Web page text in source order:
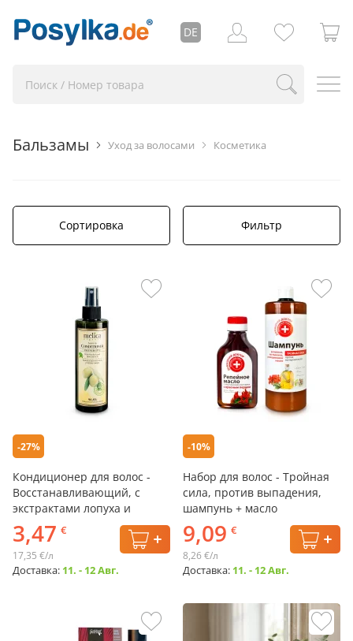
DE
Косметика
Уход за волосами
Бальзамы
Сортировка Фильтр
-27%
Кондиционер для волос -
Восстанавливающий, с
экстрактами лопуха и
оливы, Melica Organic, 200
мл
3,47 €
17,35 €/л
Доставка: 11. - 12 Авг.
-10%
Набор для волос - Тройная
сила, против выпадения,
шампунь + масло
9,09 €
8,26 €/л
Доставка: 11. - 12 Авг.